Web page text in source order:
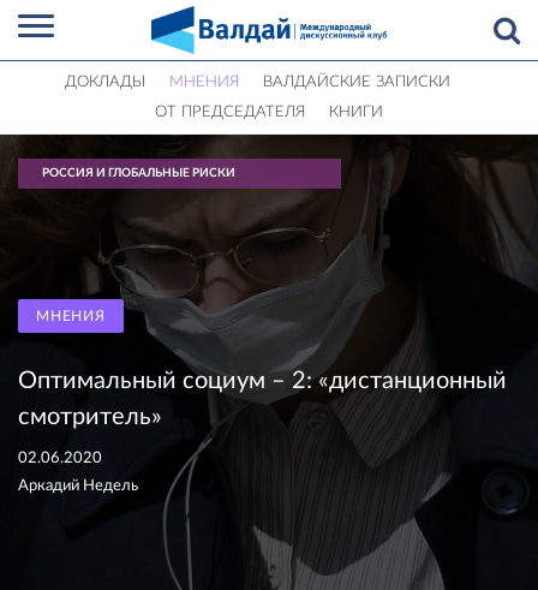
ДОКЛАДЫ МНЕНИЯ
ВАЛДАЙСКИЕ ЗАПИСКИ
ОТ ПРЕДСЕДАТЕЛЯ
КНИГИ
РОССИЯ И ГЛОБАЛЬНЫЕ РИСКИ
МНЕНИЯ
Оптимальный социум – 2: «дистанционный
смотритель»
02.06.2020
Аркадий Недель